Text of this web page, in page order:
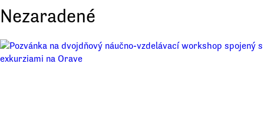
Nezaradené